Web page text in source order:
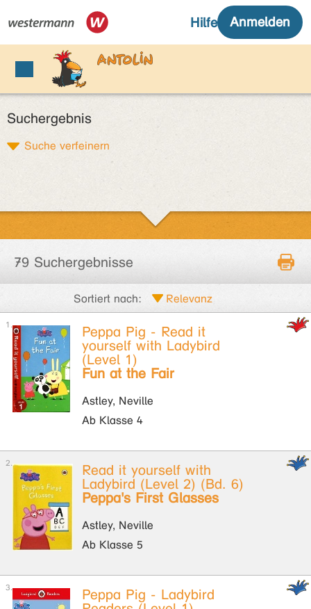
Suchergebnis
Suche verfeinern
79 Suchergebnisse
Sortiert nach:
Peppa Pig - Read it
yourself with Ladybird
(Level 1)
Fun at the Fair
Astley, Neville
Ab Klasse 4
Read it yourself with
Ladybird (Level 2) (Bd. 6)
Peppa's First Glasses
Astley, Neville
Ab Klasse 5
Peppa Pig - Ladybird